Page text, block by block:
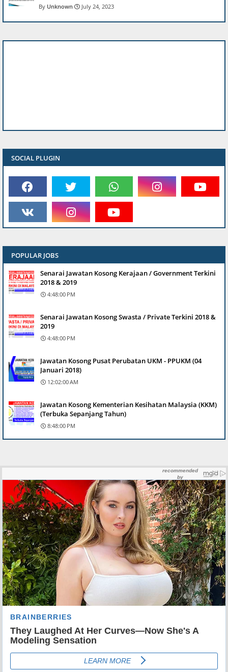
Unknown July 24, 2023
SOCIAL PLUGIN
POPULAR JOBS
Senarai Jawatan Kosong Kerajaan / Government Terkini
2018 & 2019
4:48:00 PM
Senarai Jawatan Kosong Swasta / Private Terkini 2018 &
2019
4:48:00 PM
Jawatan Kosong Pusat Perubatan UKM - PPUKM (04
Januari 2018)
12:02:00 AM
Jawatan Kosong Kementerian Kesihatan Malaysia (KKM)
(Terbuka Sepanjang Tahun)
8:48:00 PM